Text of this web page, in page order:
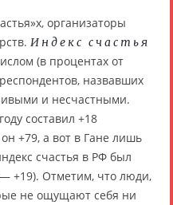
организаторы
Индекс счастья
(в процентах от
назвавших
и несчастными.
составил +18
+79, а вот в Гане лишь
счастья в РФ был
+19). Отметим, что люди,
не ощущают себя ни